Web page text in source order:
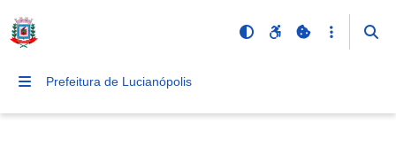
Prefeitura de Lucianópolis